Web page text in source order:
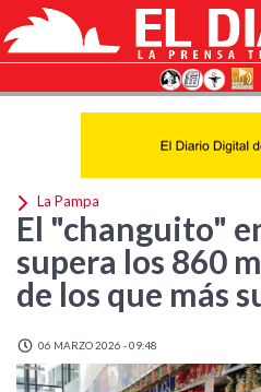
La Pampa
El "changuito"
supera los 860
de los que más
06 MARZO 2026 - 09:48